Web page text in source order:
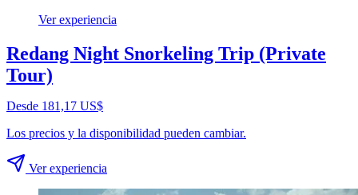
Ver experiencia
Redang Night Snorkeling Trip (Private
Tour)
Desde 181,17 US$
Los precios y la disponibilidad pueden cambiar.
Ver experiencia